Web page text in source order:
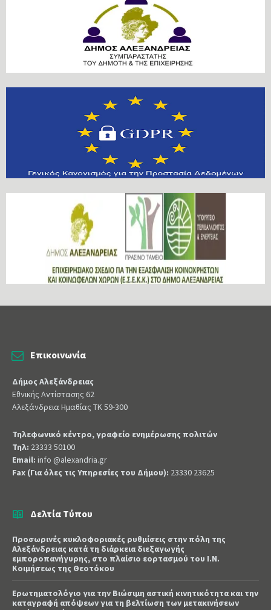
Επικοινωνία
Δήμος Αλεξάνδρειας
Εθνικής Αντίστασης 62
Αλεξάνδρεια Ημαθίας ΤΚ 59-300
Τηλεφωνικό κέντρο, γραφείο ενημέρωσης πολιτών
Τηλ: 23333 50100
Email: info @alexandria.gr
Fax (Για όλες τις Υπηρεσίες του Δήμου): 23330 23625
Δελτία Τύπου
Προσωρινές κυκλοφοριακές ρυθμίσεις στην πόλη της
Αλεξάνδρειας κατά τη διάρκεια διεξαγωγής
εμποροπανήγυρης, στο πλαίσιο εορτασμού του Ι.Ν.
Κοιμήσεως της Θεοτόκου
Ερωτηματολόγιο για την Βιώσιμη αστική κινητικότητα και την
καταγραφή απόψεων για τη βελτίωση των μετακινήσεων